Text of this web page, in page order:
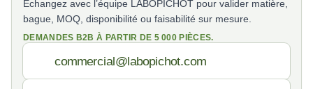
Échangez avec l’équipe LABOPICHOT pour valider matière,
bague, MOQ, disponibilité ou faisabilité sur mesure.
DEMANDES B2B À PARTIR DE 5 000 PIÈCES.